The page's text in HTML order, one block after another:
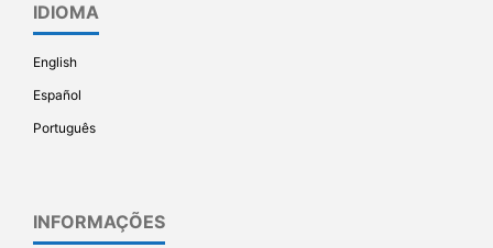
IDIOMA
English
Español
Português
INFORMAÇÕES